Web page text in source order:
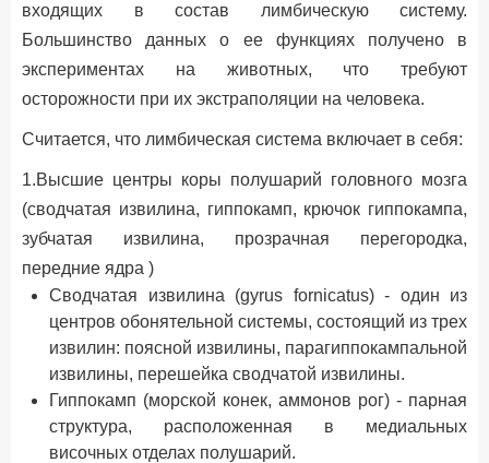
входящих в состав лимбическую систему.
Большинство данных о ее функциях получено в
экспериментах на животных, что требуют
осторожности при их экстраполяции на человека.
Считается, что лимбическая система включает в себя:
1.Высшие центры коры полушарий головного мозга
(сводчатая извилина, гиппокамп, крючок гиппокампа,
зубчатая извилина, прозрачная перегородка,
передние ядра )
Сводчатая извилина (gyrus fornicatus) - один из
центров обонятельной системы, состоящий из трех
извилин: поясной извилины, парагиппокампальной
извилины, перешейка сводчатой извилины.
Гиппокамп (морской конек, аммонов рог) - парная
структура, расположенная в медиальных
височных отделах полушарий.